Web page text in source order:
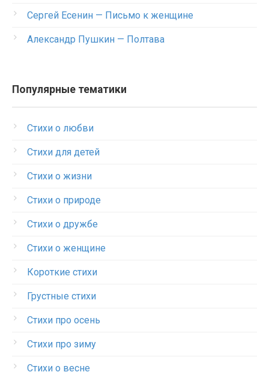
Сергей Есенин — Письмо к женщине
Александр Пушкин — Полтава
Популярные тематики
Стихи о любви
Стихи для детей
Стихи о жизни
Стихи о природе
Стихи о дружбе
Стихи о женщине
Короткие стихи
Грустные стихи
Стихи про осень
Стихи про зиму
Стихи о весне